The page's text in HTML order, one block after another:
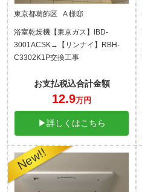
東京都葛飾区 A 様邸
浴室乾燥機【東京ガス】IBD-
3001ACSK→【リンナイ】RBH-
C3302K1P交換工事
お支払税込合計金額
12.9万円
▶詳しくはこちら